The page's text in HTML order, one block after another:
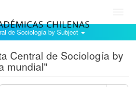
de Sociología by Subject
Central de Sociología by
mundial"